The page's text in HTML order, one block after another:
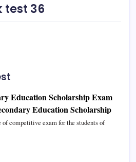
test 36
Education Scholarship Exam
Education Scholarship
of competitive exam for the students of